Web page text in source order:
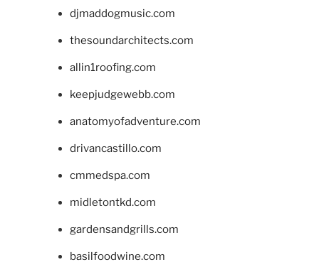
djmaddogmusic.com
thesoundarchitects.com
allin1roofing.com
keepjudgewebb.com
anatomyofadventure.com
drivancastillo.com
cmmedspa.com
midletontkd.com
gardensandgrills.com
basilfoodwine.com